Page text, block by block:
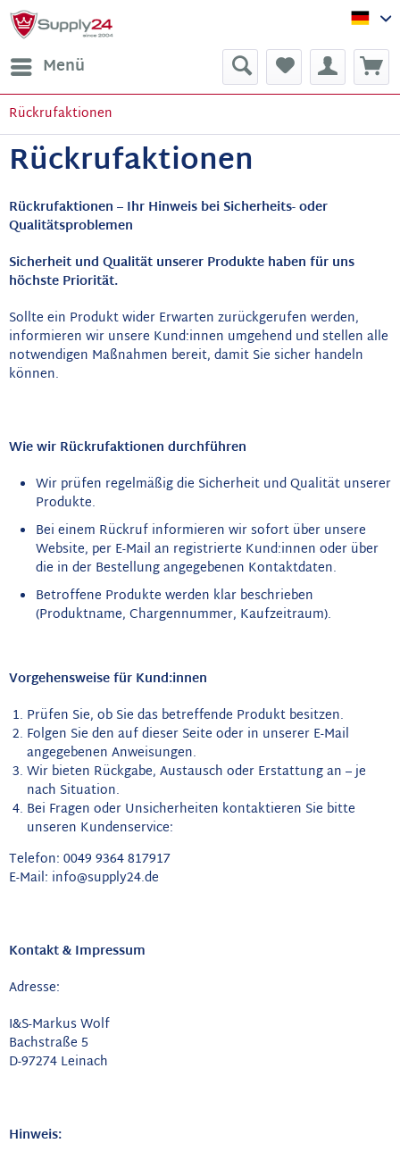
Menü
Rückrufaktionen
Rückrufaktionen
Rückrufaktionen – Ihr Hinweis bei Sicherheits- oder
Qualitätsproblemen
Sicherheit und Qualität unserer Produkte haben für uns
höchste Priorität.
Sollte ein Produkt wider Erwarten zurückgerufen werden,
informieren wir unsere Kund:innen umgehend und stellen alle
notwendigen Maßnahmen bereit, damit Sie sicher handeln
können.
Wie wir Rückrufaktionen durchführen
Wir prüfen regelmäßig die Sicherheit und Qualität unserer
Produkte.
Bei einem Rückruf informieren wir sofort über unsere
Website, per E-Mail an registrierte Kund:innen oder über
die in der Bestellung angegebenen Kontaktdaten.
Betroffene Produkte werden klar beschrieben
(Produktname, Chargennummer, Kaufzeitraum).
Vorgehensweise für Kund:innen
Prüfen Sie, ob Sie das betreffende Produkt besitzen.
Folgen Sie den auf dieser Seite oder in unserer E-Mail
angegebenen Anweisungen.
Wir bieten Rückgabe, Austausch oder Erstattung an – je
nach Situation.
Bei Fragen oder Unsicherheiten kontaktieren Sie bitte
unseren Kundenservice:
Telefon: 0049 9364 817917
E-Mail: info@supply24.de
Kontakt & Impressum
Adresse:
I&S-Markus Wolf
Bachstraße 5
D-97274 Leinach
Hinweis: